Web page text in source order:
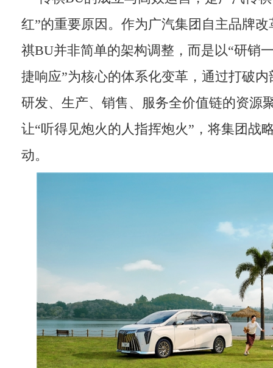
红”的重要原因。作为广汽集团自主品牌
祺BU并非简单的架构调整，而是以“研销
捷响应”为核心的体系化变革，通过打破
研发、生产、销售、服务全价值链的资源
让“听得见炮火的人指挥炮火”，将集团战
动。